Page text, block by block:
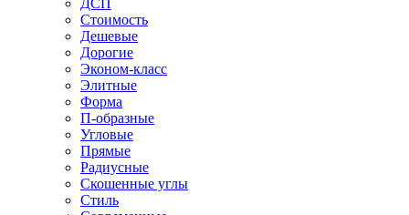
ДСП
Стоимость
Дешевые
Дорогие
Эконом-класс
Элитные
Форма
П-образные
Угловые
Прямые
Радиусные
Скошенные углы
Стиль